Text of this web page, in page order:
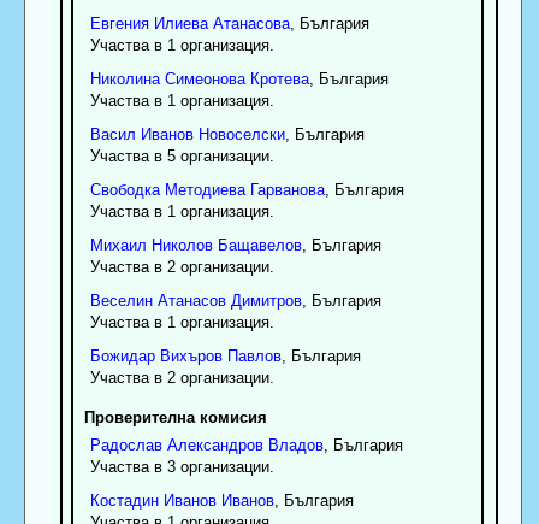
Евгения Илиева Атанасова, България
Участва в 1 организация.
Николина Симеонова Кротева, България
Участва в 1 организация.
Васил Иванов Новоселски, България
Участва в 5 организации.
Свободка Методиева Гарванова, България
Участва в 1 организация.
Михаил Николов Бащавелов, България
Участва в 2 организации.
Веселин Атанасов Димитров, България
Участва в 1 организация.
Божидар Вихъров Павлов, България
Участва в 2 организации.
Проверителна комисия
Радослав Александров Владов, България
Участва в 3 организации.
Костадин Иванов Иванов, България